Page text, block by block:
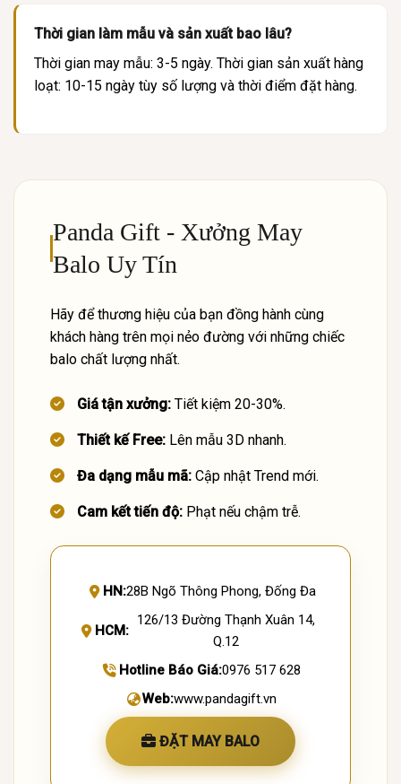
Thời gian làm mẫu và sản xuất bao lâu?
Thời gian may mẫu: 3-5 ngày. Thời gian sản xuất hàng
loạt: 10-15 ngày tùy số lượng và thời điểm đặt hàng.
Panda Gift - Xưởng May
Balo Uy Tín
Hãy để thương hiệu của bạn đồng hành cùng
khách hàng trên mọi nẻo đường với những chiếc
balo chất lượng nhất.
Giá tận xưởng: Tiết kiệm 20-30%.
Thiết kế Free: Lên mẫu 3D nhanh.
Đa dạng mẫu mã: Cập nhật Trend mới.
Cam kết tiến độ: Phạt nếu chậm trễ.
HN:28B Ngõ Thông Phong, Đống Đa
HCM:
126/13 Đường Thạnh Xuân 14,
Q.12
Hotline Báo Giá:0976 517 628
Web:www.pandagift.vn
ĐẶT MAY BALO